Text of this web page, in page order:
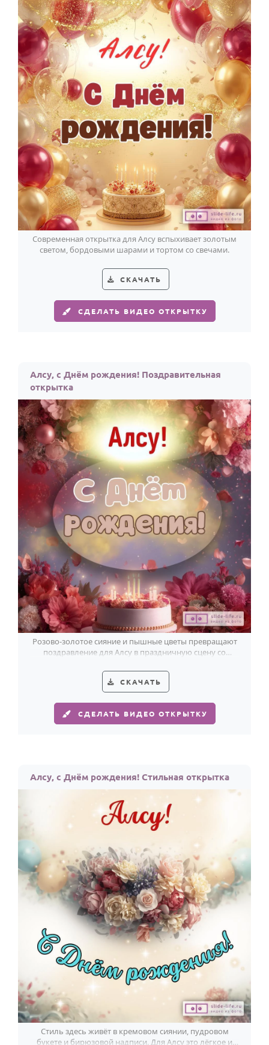
Современная открытка для Алсу вспыхивает золотым
светом, бордовыми шарами и тортом со свечами.
СКАЧАТЬ
СДЕЛАТЬ ВИДЕО ОТКРЫТКУ
Алсу, с Днём рождения! Поздравительная
открытка
Розово-золотое сияние и пышные цветы превращают
поздравление для Алсу в праздничную сцену со
СКАЧАТЬ
СДЕЛАТЬ ВИДЕО ОТКРЫТКУ
Алсу, с Днём рождения! Стильная открытка
Стиль здесь живёт в кремовом сиянии, пудровом
букете и бирюзовой надписи. Для Алсу это лёгкое и